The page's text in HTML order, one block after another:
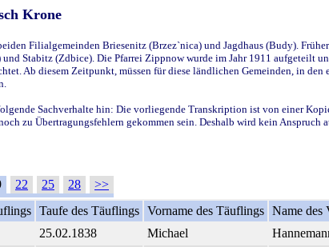
Krone
Filialgemeinden Briesenitz (Brzez`nica) und Jagdhaus (Budy).
Stabitz (Zdbice). Die Pfarrei Zippnow wurde im Jahr 1911 aufgeteilt
Ab diesem Zeitpunkt, müssen für diese ländlichen Gemeinden, in den
Sachverhalte hin: Die vorliegende Transkription ist von einer
zu Übertragungsfehlern gekommen sein. Deshalb wird kein Anspruch
22 25 28
>>
Taufe des Täuflings Vorname des Täuflings Name des
25.02.1838 Michael